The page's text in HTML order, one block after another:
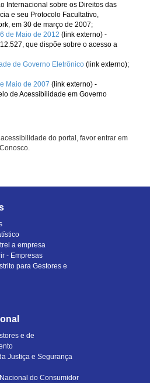
Internacional sobre os Direitos das
e seu Protocolo Facultativo,
em 30 de março de 2007;
de Maio de 2012 (link externo) -
que dispõe sobre o acesso a
de Governo Eletrônico (link externo);
Maio de 2007 (link externo) -
de Acessibilidade em Governo
do portal, favor entrar em
a empresa
- Empresas
para Gestores e
e de
Justiça e Segurança
do Consumidor